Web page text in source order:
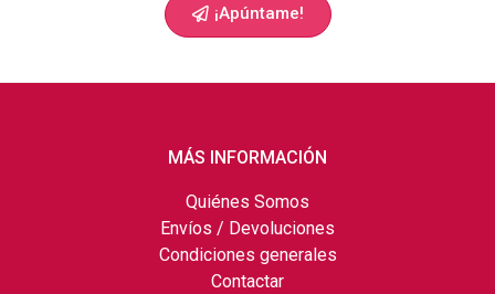
¡Apúntame!
MÁS INFORMACIÓN
Quiénes Somos
Envíos / Devoluciones
Condiciones generales
Contactar